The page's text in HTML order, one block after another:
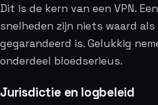
Dit is de kern van een VPN.
snelheden zijn niets waard
gegarandeerd is. Gelukkig
onderdeel bloedserieus.
Jurisdictie en logbeleid